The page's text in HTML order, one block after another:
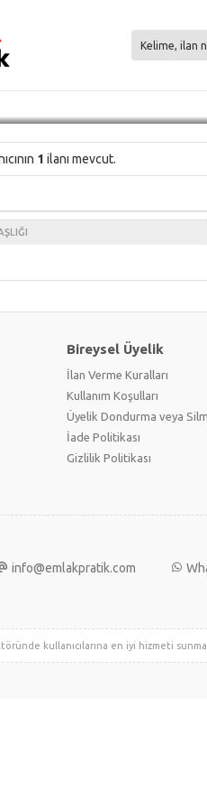
1 ilanı mevcut.
Bireysel Üyelik
İlan Verme Kuralları
Kullanım Koşulları
Üyelik Dondurma veya
İade Politikası
Gizlilik Politikası
info@emlakpratik.com
kullanıcılarına en iyi hizmeti